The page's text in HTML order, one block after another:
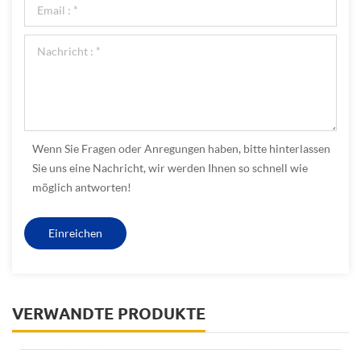
Wenn Sie Fragen oder Anregungen haben, bitte hinterlassen
Sie uns eine Nachricht, wir werden Ihnen so schnell wie
möglich antworten!
VERWANDTE PRODUKTE